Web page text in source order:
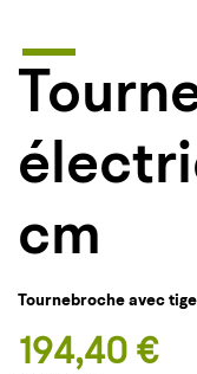
Tournebroche
cm
Tournebroche avec
194,40 €